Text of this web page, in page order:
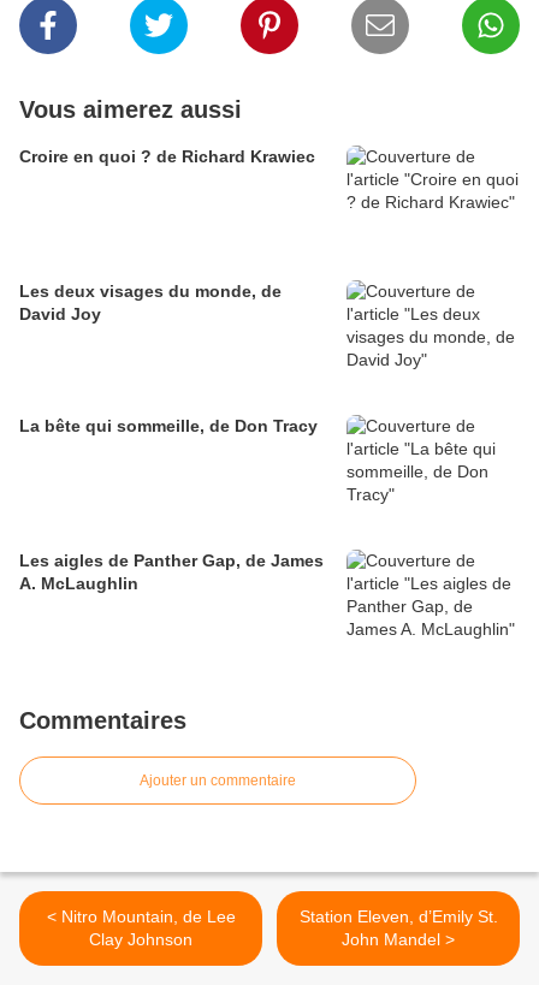
Vous aimerez aussi
Croire en quoi ? de Richard Krawiec
Les deux visages du monde, de
David Joy
La bête qui sommeille, de Don Tracy
Les aigles de Panther Gap, de James
A. McLaughlin
Commentaires
Ajouter un commentaire
< Nitro Mountain, de Lee
Clay Johnson
Station Eleven, d’Emily St.
John Mandel >